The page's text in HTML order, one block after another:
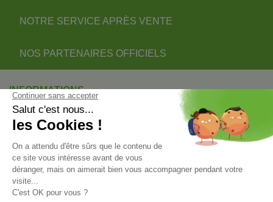
NOTRE SERVICE APRÈS VENTE
NOS PARTENAIRES OFFICIELS
INFORMATIONS
INFORMATIONS & CONDITIONS
© 2026 - ClimOnline - Tous droits réservés